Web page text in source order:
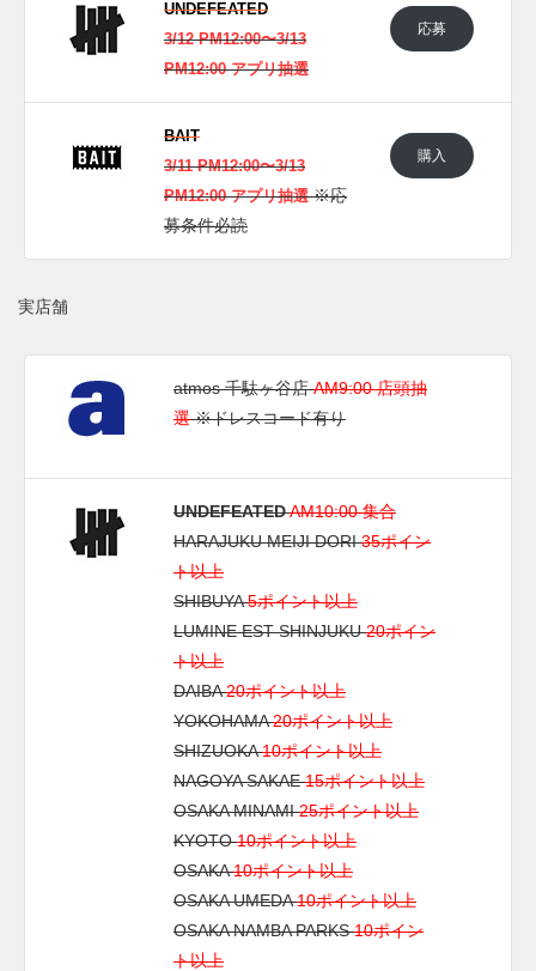
UNDEFEATED
3/12 PM12:00〜3/13
PM12:00 アプリ抽選
応募
BAIT
3/11 PM12:00〜3/13
PM12:00 アプリ抽選※応
募条件必読
購入
実店舗
atmos 千駄ヶ谷店AM9:00 店頭抽
選※ドレスコード有り
UNDEFEATEDAM10:00 集合
HARAJUKU MEIJI DORI35ポイン
ト以上
SHIBUYA5ポイント以上
LUMINE EST SHINJUKU20ポイン
ト以上
DAIBA20ポイント以上
YOKOHAMA20ポイント以上
SHIZUOKA10ポイント以上
NAGOYA SAKAE15ポイント以上
OSAKA MINAMI25ポイント以上
KYOTO10ポイント以上
OSAKA10ポイント以上
OSAKA UMEDA10ポイント以上
OSAKA NAMBA PARKS10ポイン
ト以上